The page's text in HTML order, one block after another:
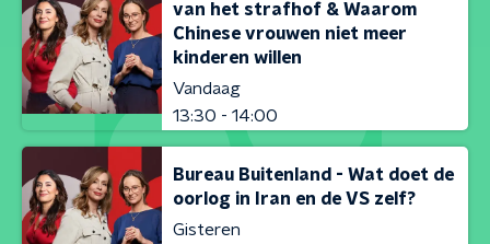
van het strafhof & Waarom
Chinese vrouwen niet meer
kinderen willen
Vandaag
13:30 - 14:00
Bureau Buitenland - Wat doet de
oorlog in Iran en de VS zelf?
Gisteren